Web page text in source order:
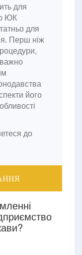
для
ЮК
для
Перш ніж
його
до